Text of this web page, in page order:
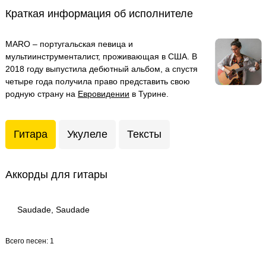
Краткая информация об исполнителе
MARO – португальская певица и
мультиинструменталист, проживающая в США. В
2018 году выпустила дебютный альбом, а спустя
четыре года получила право представить свою
родную страну на Евровидении в Турине.
Гитара Укулеле Тексты
Аккорды для гитары
Saudade, Saudade
Всего песен: 1